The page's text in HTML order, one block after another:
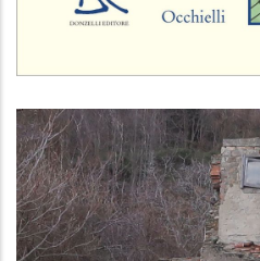
La solidarietà discreta